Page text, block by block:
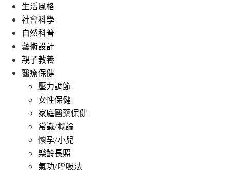
生活風格
社會科學
自然科普
藝術設計
親子教養
醫療保健
壓力調節
女性保健
家庭醫藥保健
常識/概論
懷孕/小兒
樂齡長照
氣功/呼吸法